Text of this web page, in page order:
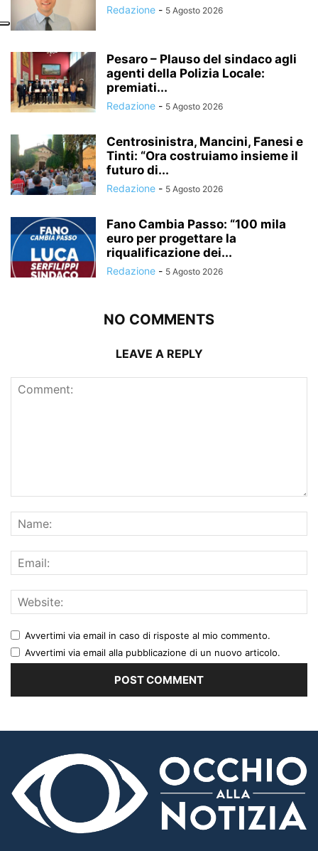
Redazione - 5 Agosto 2026
Pesaro – Plauso del sindaco agli
agenti della Polizia Locale:
premiati...
Redazione - 5 Agosto 2026
Centrosinistra, Mancini, Fanesi e
Tinti: “Ora costruiamo insieme il
futuro di...
Redazione - 5 Agosto 2026
Fano Cambia Passo: “100 mila
euro per progettare la
riqualificazione dei...
Redazione - 5 Agosto 2026
NO COMMENTS
LEAVE A REPLY
Avvertimi via email in caso di risposte al mio commento.
Avvertimi via email alla pubblicazione di un nuovo articolo.